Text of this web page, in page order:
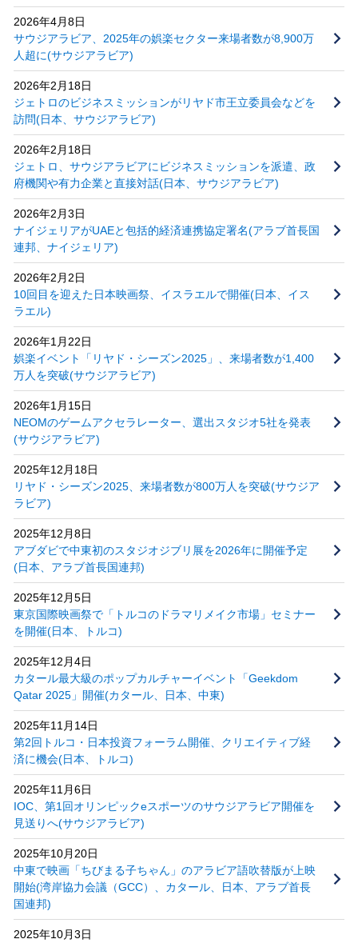
2026年4月8日
サウジアラビア、2025年の娯楽セクター来場者数が8,900万
人超に(サウジアラビア)
2026年2月18日
ジェトロのビジネスミッションがリヤド市王立委員会などを
訪問(日本、サウジアラビア)
2026年2月18日
ジェトロ、サウジアラビアにビジネスミッションを派遣、政
府機関や有力企業と直接対話(日本、サウジアラビア)
2026年2月3日
ナイジェリアがUAEと包括的経済連携協定署名(アラブ首長国
連邦、ナイジェリア)
2026年2月2日
10回目を迎えた日本映画祭、イスラエルで開催(日本、イス
ラエル)
2026年1月22日
娯楽イベント「リヤド・シーズン2025」、来場者数が1,400
万人を突破(サウジアラビア)
2026年1月15日
NEOMのゲームアクセラレーター、選出スタジオ5社を発表
(サウジアラビア)
2025年12月18日
リヤド・シーズン2025、来場者数が800万人を突破(サウジア
ラビア)
2025年12月8日
アブダビで中東初のスタジオジブリ展を2026年に開催予定
(日本、アラブ首長国連邦)
2025年12月5日
東京国際映画祭で「トルコのドラマリメイク市場」セミナー
を開催(日本、トルコ)
2025年12月4日
カタール最大級のポップカルチャーイベント「Geekdom
Qatar 2025」開催(カタール、日本、中東)
2025年11月14日
第2回トルコ・日本投資フォーラム開催、クリエイティブ経
済に機会(日本、トルコ)
2025年11月6日
IOC、第1回オリンピックeスポーツのサウジアラビア開催を
見送りへ(サウジアラビア)
2025年10月20日
中東で映画「ちびまる子ちゃん」のアラビア語吹替版が上映
開始(湾岸協力会議（GCC）、カタール、日本、アラブ首長
国連邦)
2025年10月3日